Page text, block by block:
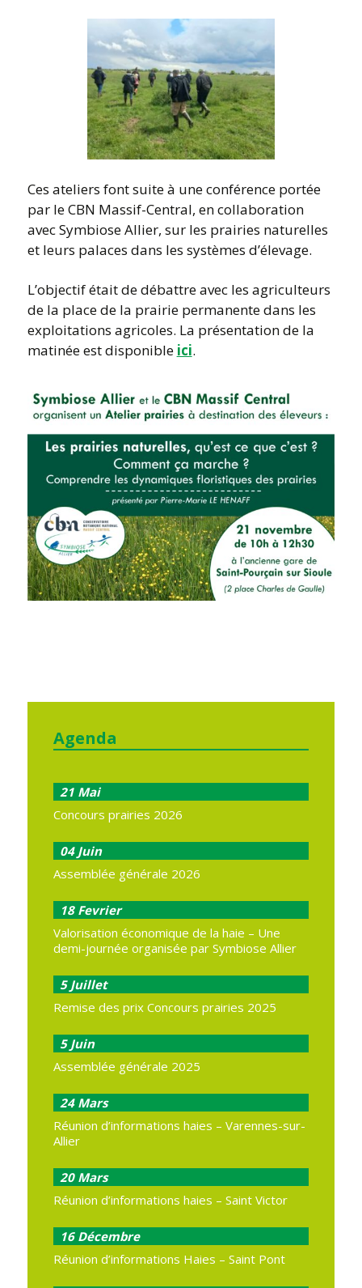
Ces ateliers font suite à une conférence portée
par le CBN Massif-Central, en collaboration
avec Symbiose Allier, sur les prairies naturelles
et leurs palaces dans les systèmes d’élevage.
L’objectif était de débattre avec les agriculteurs
de la place de la prairie permanente dans les
exploitations agricoles. La présentation de la
matinée est disponible ici.
Agenda
21 Mai
Concours prairies 2026
04 Juin
Assemblée générale 2026
18 Fevrier
Valorisation économique de la haie – Une
demi-journée organisée par Symbiose Allier
5 Juillet
Remise des prix Concours prairies 2025
5 Juin
Assemblée générale 2025
24 Mars
Réunion d’informations haies – Varennes-sur-
Allier
20 Mars
Réunion d’informations haies – Saint Victor
16 Décembre
Réunion d’informations Haies – Saint Pont